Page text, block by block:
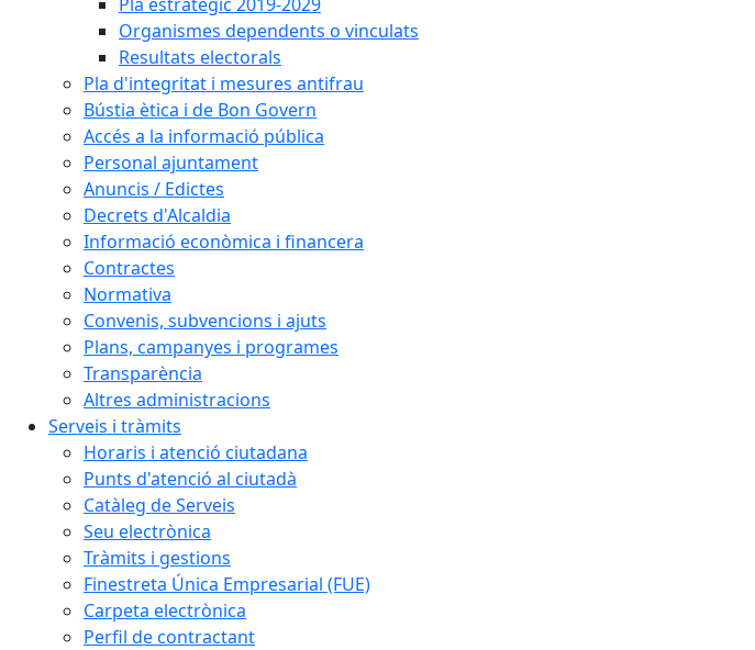
Organismes dependents o vinculats
Resultats electorals
Pla d'integritat i mesures antifrau
Bústia ètica i de Bon Govern
Accés a la informació pública
Personal ajuntament
Anuncis / Edictes
Decrets d'Alcaldia
Informació econòmica i financera
Contractes
Normativa
Convenis, subvencions i ajuts
Plans, campanyes i programes
Transparència
Altres administracions
Serveis i tràmits
Horaris i atenció ciutadana
Punts d'atenció al ciutadà
Catàleg de Serveis
Seu electrònica
Tràmits i gestions
Finestreta Única Empresarial (FUE)
Carpeta electrònica
Perfil de contractant